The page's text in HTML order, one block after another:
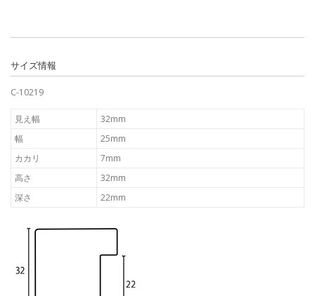
サイズ情報
C-10219
見え幅
32mm
幅
25mm
カカリ
7mm
高さ
32mm
深さ
22mm